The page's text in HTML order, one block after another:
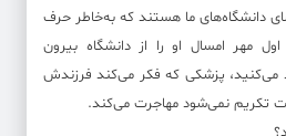
دانشگاه‌های ما هستند که به‌خاطر حرف
مهر امسال او را از دانشگاه بیرون
می‌کنید، پزشکی که فکر می‌کند فرزندش
تکریم نمی‌شود مهاجرت می‌کند.